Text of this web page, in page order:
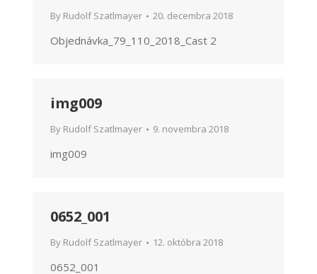
By Rudolf Szatlmayer 20. decembra 2018
Objednávka_79_110_2018_Cast 2
img009
By Rudolf Szatlmayer 9. novembra 2018
img009
0652_001
By Rudolf Szatlmayer 12. októbra 2018
0652_001